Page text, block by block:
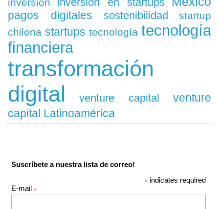
pagos digitales sostenibilidad
startup
chilena startups tecnología tecnología
financiera
transformación
digital
venture capital
venture
capital Latinoamérica
Suscríbete a nuestra lista de correo!
* indicates required
E-mail *